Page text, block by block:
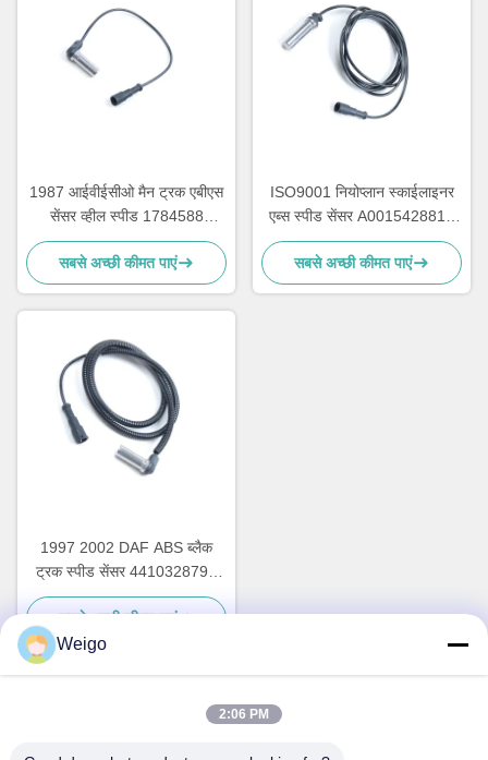
1987 आईवीईसीओ मैन ट्रक एबीएस
सेंसर व्हील स्पीड 1784588
5021170125 1506005
सबसे अच्छी कीमत पाएं
ISO9001 नियोप्लान स्काईलाइनर
एब्स स्पीड सेंसर A0015428818
0015423318
सबसे अच्छी कीमत पाएं
1997 2002 DAF ABS ब्लैक
ट्रक स्पीड सेंसर 4410328790
3029023300 1506003
सबसे अच्छी कीमत पाएं
Weigo
2:06 PM